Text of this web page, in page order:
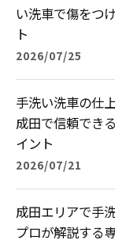
い洗車で傷をつ
ト
2026/07/25
手洗い洗車の仕
成田で信頼でき
イント
2026/07/21
成田エリアで手
プロが解説する